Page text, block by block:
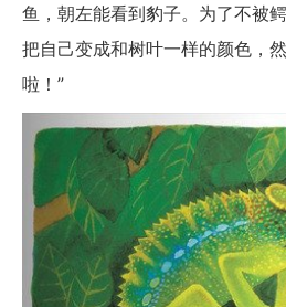
鱼，朝左能看到豹子。为了不被
把自己变成和树叶一样的颜色，
啦！”